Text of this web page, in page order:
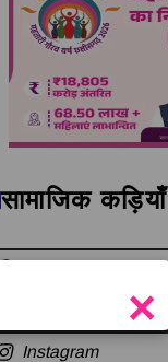
×
सामाजिक कड़ियाँ
Instagram